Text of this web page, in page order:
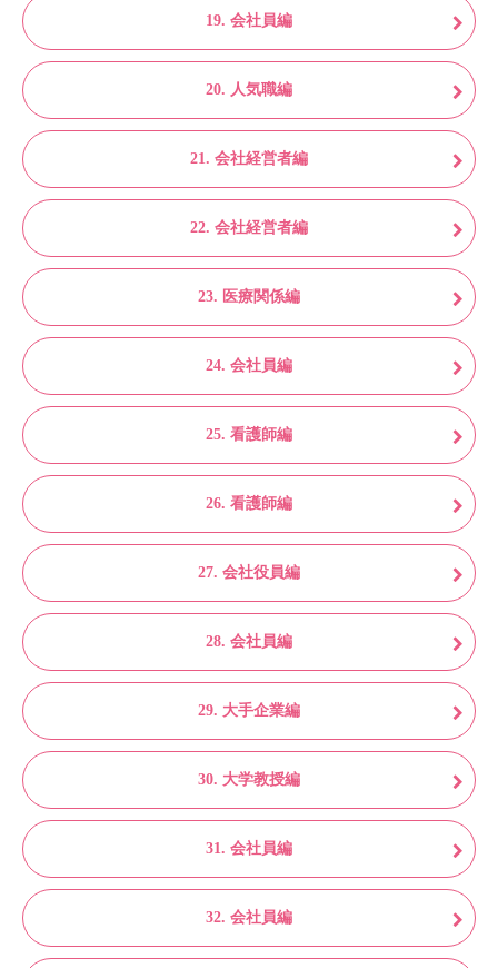
19. 会社員編
20. 人気職編
21. 会社経営者編
22. 会社経営者編
23. 医療関係編
24. 会社員編
25. 看護師編
26. 看護師編
27. 会社役員編
28. 会社員編
29. 大手企業編
30. 大学教授編
31. 会社員編
32. 会社員編